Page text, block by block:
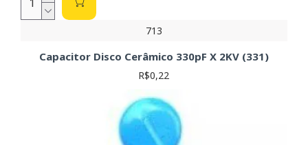
713
Capacitor Disco Cerâmico 330pF X 2KV (331)
R$0,22